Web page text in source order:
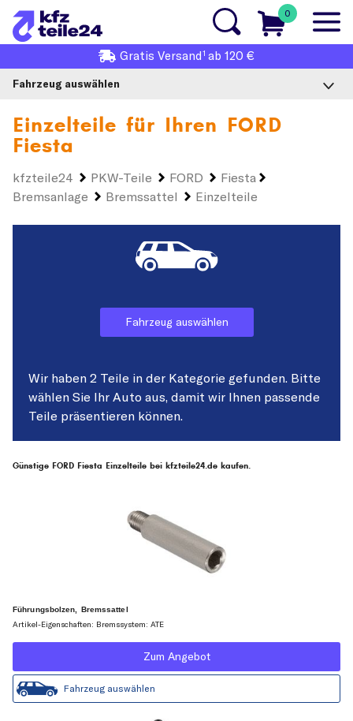
0
Gratis Versand1 ab 120 €
Fahrzeug auswählen
Einzelteile für Ihren FORD
Fiesta
kfzteile24 PKW-Teile FORD
Fiesta
Bremsanlage
Bremssattel Einzelteile
Fahrzeug auswählen
Wir haben 2 Teile in der Kategorie gefunden. Bitte
wählen Sie Ihr Auto aus, damit wir Ihnen passende
Teile präsentieren können.
Günstige FORD Fiesta Einzelteile bei kfzteile24.de kaufen.
Führungsbolzen, Bremssattel
Artikel-Eigenschaften: Bremssystem: ATE
Zum Angebot
Fahrzeug auswählen